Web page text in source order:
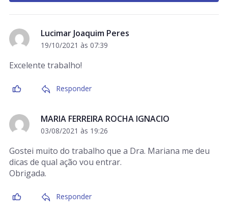
Lucimar Joaquim Peres
19/10/2021 às 07:39
Excelente trabalho!
Responder
MARIA FERREIRA ROCHA IGNACIO
03/08/2021 às 19:26
Gostei muito do trabalho que a Dra. Mariana me deu
dicas de qual ação vou entrar.
Obrigada.
Responder